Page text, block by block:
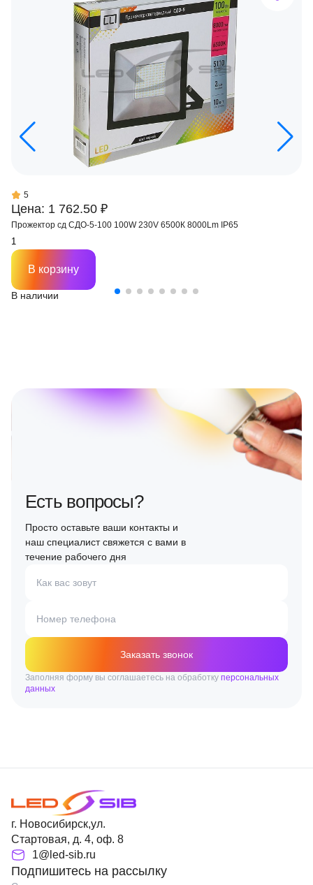
Цена: 1 762.50 ₽
5
Прожектор сд СДО-5-100 100W 230V 6500К 8000Lm IP65
В наличии
В корзину
Есть вопросы?
Просто оставьте ваши контакты и
наш специалист свяжется с вами в
течение рабочего дня
Как вас зовут
Номер телефона
Заказать звонок
Заполняя форму вы соглашаетесь на обработку персональных
данных
г. Новосибирск,ул.
Стартовая, д. 4, оф. 8
1@led-sib.ru
Подпишитесь на рассылку